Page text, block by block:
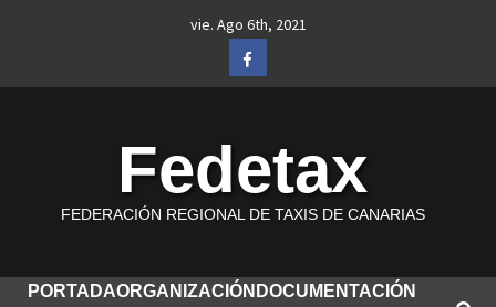
vie. Ago 6th, 2021
Facebook
Fedetax
FEDERACIÓN REGIONAL DE TAXIS DE CANARIAS
PORTADAORGANIZACIÓN DOCUMENTACIÓN